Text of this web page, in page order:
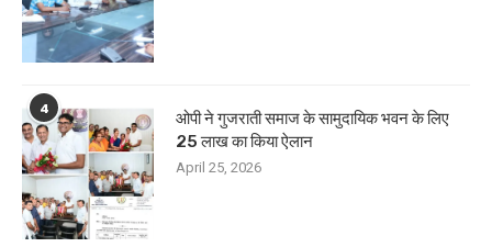
4
ओपी ने गुजराती समाज के सामुदायिक भवन के लिए
25 लाख का किया ऐलान
April 25, 2026